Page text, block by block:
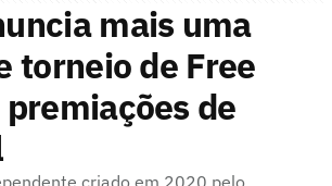
mais uma
torneio de Free
de
criado em 2020 pelo